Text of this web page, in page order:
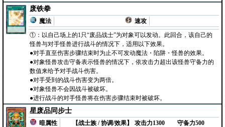
废铁拳
魔法
速攻
①：以自己场上的1只“废品战士”为对象可以发动。此回合，该自己的
怪兽与对手怪兽进行战斗的情况下，适用以下效果。
●对手直至伤害步骤结束时为止不可发动魔法・陷阱・怪兽的效果。
●对象怪兽攻击守备表示怪兽的情况下，依攻击力超出该怪兽守备力的
数值来给予对手战斗伤害。
●对手受到的战斗伤害变为两倍。
●对象怪兽不会因战斗被破坏。
●进行战斗的对手怪兽将在伤害步骤结束时被破坏。
星废品同步士
暗属性
【战士族 / 协调/效果】
攻击力1300 守备力500